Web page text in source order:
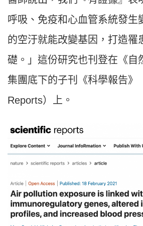
呼吸、免疫和心血管系統發生
的空汙就能改變基因，打造罹
礎。」這份研究也刊登在《自
集團底下的子刊《科學報告》
Reports）上。